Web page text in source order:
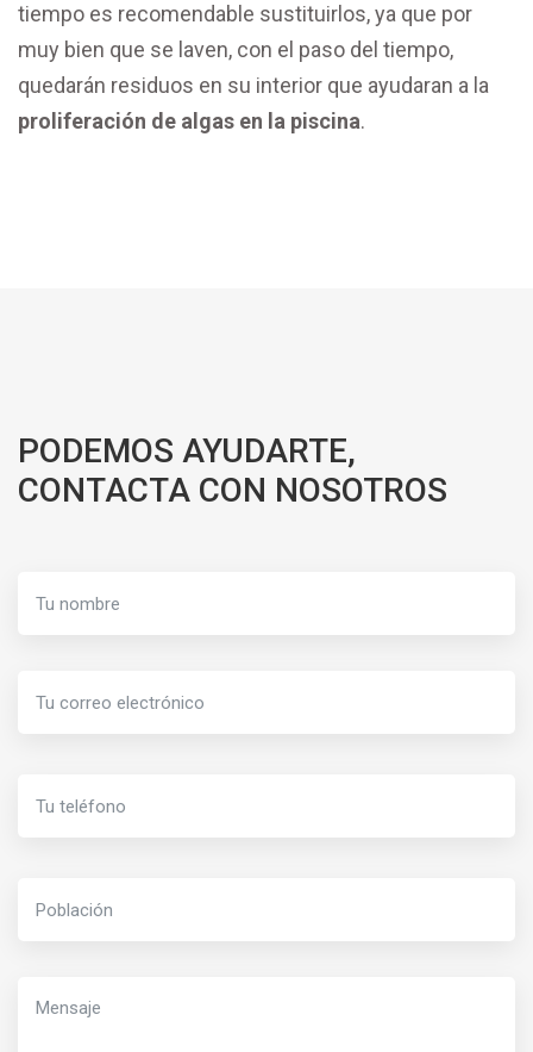
tiempo es recomendable sustituirlos, ya que por
muy bien que se laven, con el paso del tiempo,
quedarán residuos en su interior que ayudaran a la
proliferación de algas en la piscina.
PODEMOS AYUDARTE,
CONTACTA CON NOSOTROS